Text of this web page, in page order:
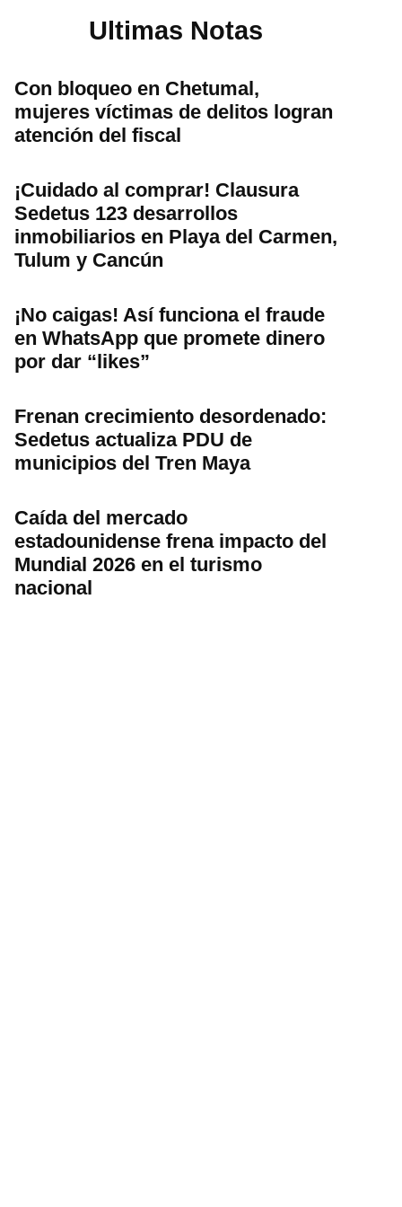
Ultimas Notas
Con bloqueo en Chetumal,
mujeres víctimas de delitos logran
atención del fiscal
¡Cuidado al comprar! Clausura
Sedetus 123 desarrollos
inmobiliarios en Playa del Carmen,
Tulum y Cancún
¡No caigas! Así funciona el fraude
en WhatsApp que promete dinero
por dar “likes”
Frenan crecimiento desordenado:
Sedetus actualiza PDU de
municipios del Tren Maya
Caída del mercado
estadounidense frena impacto del
Mundial 2026 en el turismo
nacional